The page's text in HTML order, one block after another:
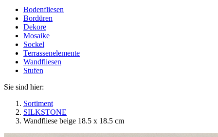
Bodenfliesen
Bordüren
Dekore
Mosaike
Sockel
Terrassenelemente
Wandfliesen
Stufen
Sie sind hier:
Sortiment
SILKSTONE
Wandfliese beige 18.5 x 18.5 cm